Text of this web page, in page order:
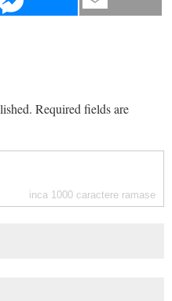
Required fields are
inca 1000 caractere ramase